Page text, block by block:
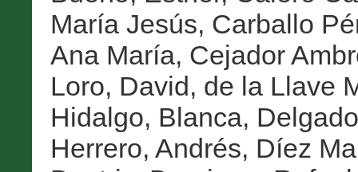
María Jesús, Carballo
Ana María, Cejador
Loro, David, de la Llave
Hidalgo, Blanca,
Herrero, Andrés, Díez